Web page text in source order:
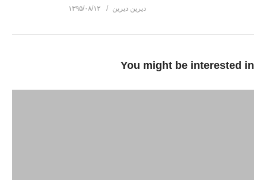
دیرین دیرین ۱۳۹۵/۰۸/۱۲
You might be interested in